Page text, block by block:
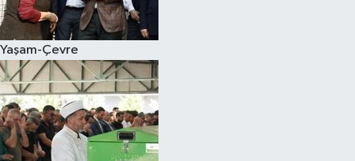
Yaşam-Çevre
Siyaset
Teknoloji
Televizyon
Yaşam-Çevre